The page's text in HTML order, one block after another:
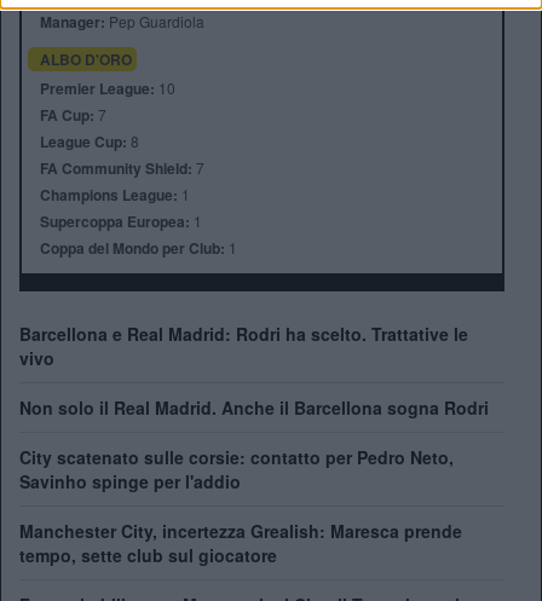
Manager: Pep Guardiola
ALBO D'ORO
Premier League: 10
FA Cup: 7
League Cup: 8
FA Community Shield: 7
Champions League: 1
Supercoppa Europea: 1
Coppa del Mondo per Club: 1
Barcellona e Real Madrid: Rodri ha scelto. Trattative le
vivo
Non solo il Real Madrid. Anche il Barcellona sogna Rodri
City scatenato sulle corsie: contatto per Pedro Neto,
Savinho spinge per l'addio
Manchester City, incertezza Grealish: Maresca prende
tempo, sette club sul giocatore